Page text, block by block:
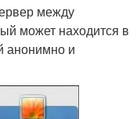
между
может находится в
анонимно и